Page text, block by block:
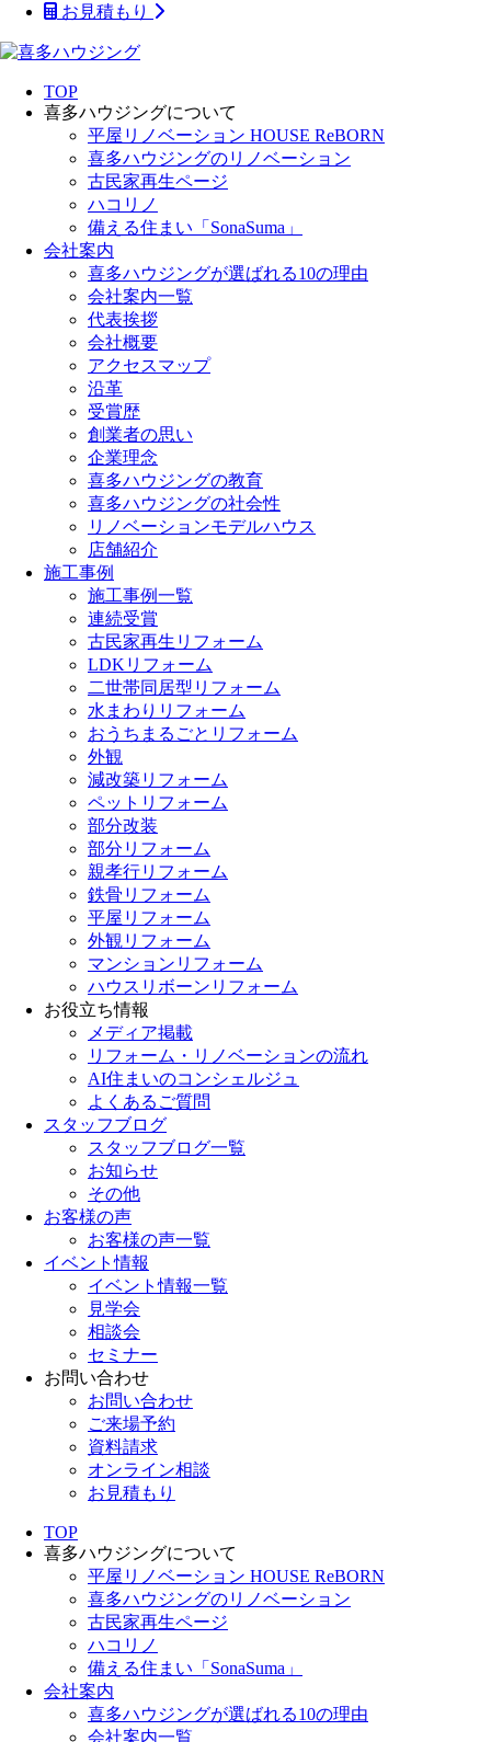
お見積もり
TOP
喜多ハウジングについて
平屋リノベーション HOUSE ReBORN
喜多ハウジングのリノベーション
古民家再生ページ
ハコリノ
備える住まい「SonaSuma」
会社案内
喜多ハウジングが選ばれる10の理由
会社案内一覧
代表挨拶
会社概要
アクセスマップ
沿革
受賞歴
創業者の思い
企業理念
喜多ハウジングの教育
喜多ハウジングの社会性
リノベーションモデルハウス
店舗紹介
施工事例
施工事例一覧
連続受賞
古民家再生リフォーム
LDKリフォーム
二世帯同居型リフォーム
水まわりリフォーム
おうちまるごとリフォーム
外観
減改築リフォーム
ペットリフォーム
部分改装
部分リフォーム
親孝行リフォーム
鉄骨リフォーム
平屋リフォーム
外観リフォーム
マンションリフォーム
ハウスリボーンリフォーム
お役立ち情報
メディア掲載
リフォーム・リノベーションの流れ
AI住まいのコンシェルジュ
よくあるご質問
スタッフブログ
スタッフブログ一覧
お知らせ
その他
お客様の声
お客様の声一覧
イベント情報
イベント情報一覧
見学会
相談会
セミナー
お問い合わせ
お問い合わせ
ご来場予約
資料請求
オンライン相談
お見積もり
TOP
喜多ハウジングについて
平屋リノベーション HOUSE ReBORN
喜多ハウジングのリノベーション
古民家再生ページ
ハコリノ
備える住まい「SonaSuma」
会社案内
喜多ハウジングが選ばれる10の理由
会社案内一覧